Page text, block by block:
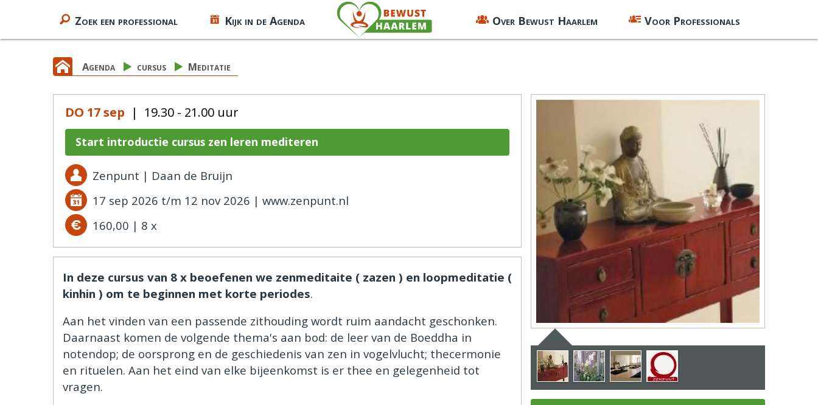
Zoek een professional Kijk in de Agenda Over Bewust Haarlem Voor Professionals
Agenda cursus Meditatie
DO 17 sep | 19.30 - 21.00 uur
Start introductie cursus zen leren mediteren
Zenpunt | Daan de Bruijn
17 sep 2026 t/m 12 nov 2026 | www.zenpunt.nl
160,00 | 8 x
In deze cursus van 8 x beoefenen we zenmeditaite ( zazen ) en loopmeditatie (
kinhin ) om te beginnen met korte periodes.
Aan het vinden van een passende zithouding wordt ruim aandacht geschonken.
Daarnaast komen de volgende thema's aan bod: de leer van de Boeddha in
notendop; de oorsprong en de geschiedenis van zen in vogelvlucht; thecermonie
en rituelen. Aan het eind van elke bijeenkomst is er thee en gelegenheid tot
vragen.